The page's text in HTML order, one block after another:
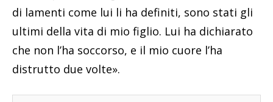
di lamenti come lui li ha definiti, sono stati gli
ultimi della vita di mio figlio. Lui ha dichiarato
che non l’ha soccorso, e il mio cuore l’ha
distrutto due volte».